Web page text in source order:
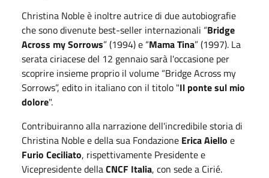
Christina Noble è inoltre autrice di due autobiografie
che sono divenute best-seller internazionali “Bridge
Across my Sorrows” (1994) e “Mama Tina” (1997). La
serata ciriacese del 12 gennaio sarà l'occasione per
scoprire insieme proprio il volume “Bridge Across my
Sorrows”, edito in italiano con il titolo "Il ponte sul mio
dolore".
Contribuiranno alla narrazione dell'incredibile storia di
Christina Noble e della sua Fondazione Erica Aiello e
Furio Ceciliato, rispettivamente Presidente e
Vicepresidente dellaCNCF Italia, con sede a Cirié.